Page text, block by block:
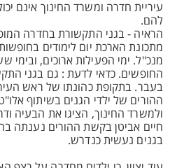
עיריית חדרה ומשרד החינוך אינם
להם.
הראיה - בגני התקשורת בחדרה
מתכונת הארכת יום לימודים
מנכ"ל. ימי הפעילות ארוכים, ובימי
החופשים. כדאי לדעת : גם בגני
בעבר. בתקופת כהונתו של ראש
ההורים של ילדי הגנים בשיתוף
ולמשרד החינוך, הציגו את הבעיה
חיים אביטן בקשת ההורים נענתה
בגנים נעשית כנדרש.